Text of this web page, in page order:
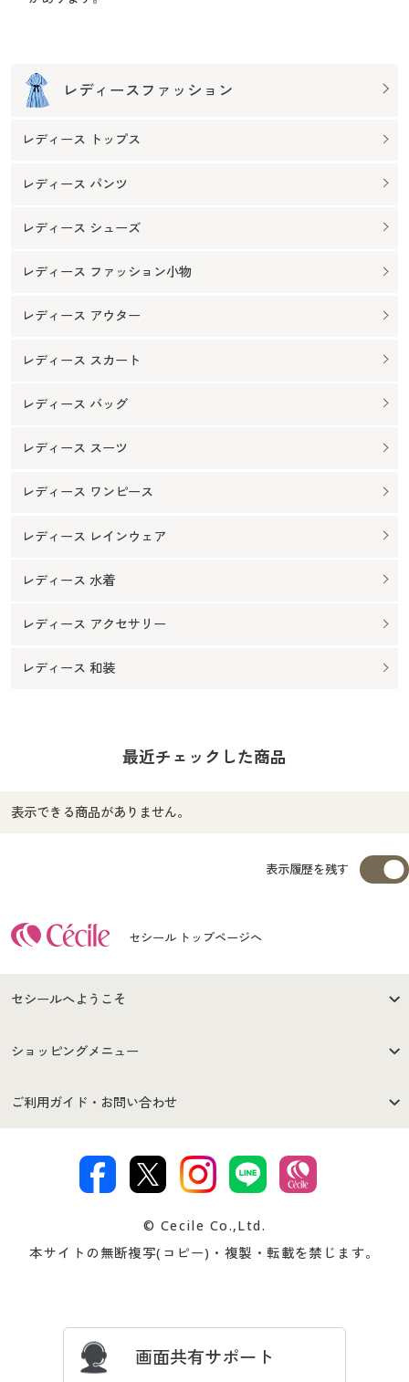
レディースファッション
レディース トップス
レディース パンツ
レディース シューズ
レディース ファッション小物
レディース アウター
レディース スカート
レディース バッグ
レディース スーツ
レディース ワンピース
レディース レインウェア
レディース 水着
レディース アクセサリー
レディース 和装
最近チェックした商品
表示できる商品がありません。
表示履歴を残す
セシール トップページへ
セシールへようこそ
はじめての方へ
セシールご利用規約
著作権・商標について 会社案内
ショッピングメニュー
商品カテゴリ
プレゼント＆キャンペーン サイトマップ
ご利用ガイド・お問い合わせ
交換・返品は お支払は
ついて
忘れの場合
© Cecile Co.,Ltd.
本サイトの無断複写(コピー)・複製・転載を禁じます。
画面共有サポート